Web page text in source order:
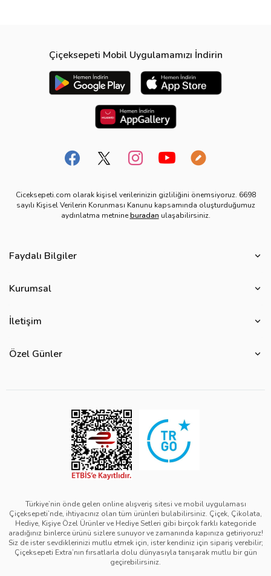
Çiçeksepeti Mobil Uygulamamızı İndirin
Ciceksepeti.com olarak kişisel verilerinizin gizliliğini önemsiyoruz. 6698
sayılı Kişisel Verilerin Korunması Kanunu kapsamında oluşturduğumuz
aydınlatma metnineburadan ulaşabilirsiniz.
Faydalı Bilgiler
Çiçek Anlamları
Mevsimlere Göre Çiçekler
Ürün Sıralama Kriterleri
Teslimat İpuçları
Sipariş Güncelleme Süreçleri
Kurumsal
Ürün Güvenliği
Reklamlarımız
Kampanya Detayları
Duyarlı Pazarlama Hareketi
Bilgi Toplumu Hizmetleri
Çiçeksepeti Üyelik Sözleşmesi
Mesafeli Satış Sözleşmesi - Çiçek
Mesafeli Satış Sözleşmesi - Hediye & Extra
Çerez Politikası
İletişim
Çiçeksepeti Pazaryeri Kolaylıkları
Ödeme Seçenekleri
Özel Günler
Anneler Günü Hediyeleri
Babalar Günü Hediyeleri
Öğretmenler Günü Hediyeleri
Yılbaşı Hediyeleri
Black Friday
Tıp Bayramı Hediyeleri
Avukatlar Günü Hediyeleri
Hemşireler Günü Hediyeleri
Türkiye’nin önde gelen online alışveriş sitesi ve mobil uygulaması
Çiçeksepeti’nde, ihtiyacınız olan tüm ürünleri bulabilirsiniz. Çiçek, Çikolata,
Hediye, Kişiye Özel Ürünler ve Hediye Setleri gibi birçok farklı kategoride
aradığınız binlerce ürünü sizlere sunuyor ve zamanında kapınıza getiriyoruz!
Siz de ister sevdiklerinizi mutlu etmek için, ister kendiniz için sipariş verebilir;
Çiçeksepeti Extra’nın fırsatlarla dolu dünyasıyla tanışarak mutlu bir gün
geçirebilirsiniz.